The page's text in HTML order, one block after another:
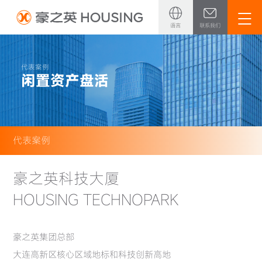
联系我们
语言
中文
英文
日语
代表案例
闲置资产盘活
代表案例
豪之英科技大厦
HOUSING TECHNOPARK
豪之英集团总部
大连高新区核心区域地标和科技创新高地